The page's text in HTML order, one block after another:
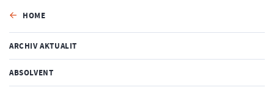
HOME
ARCHIV AKTUALIT
ABSOLVENT